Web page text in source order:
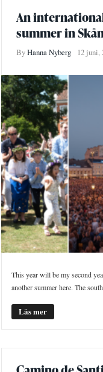
An
summer in
ByHanna Nyberg 12 juni,
This year will be my second
another summer here. The
Läs mer